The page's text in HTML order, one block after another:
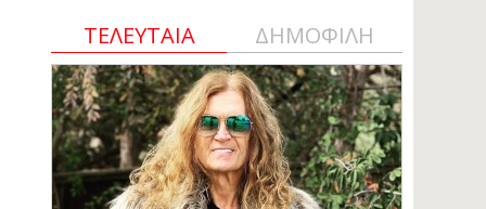
ΤΕΛΕΥΤΑΙΑ ΔΗΜΟΦΙΛΗ